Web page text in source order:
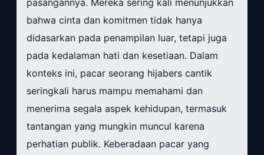
pasangannya. Mereka sering kali menunjukkan
bahwa cinta dan komitmen tidak hanya
didasarkan pada penampilan luar, tetapi juga
pada kedalaman hati dan kesetiaan. Dalam
konteks ini, pacar seorang hijabers cantik
seringkali harus mampu memahami dan
menerima segala aspek kehidupan, termasuk
tantangan yang mungkin muncul karena
perhatian publik. Keberadaan pacar yang